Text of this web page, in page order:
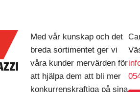
Med vår kunskap och det
breda sortimentet ger vi
våra kunder mervärden för
att hjälpa dem att bli mer
konkurrenskraftiga på sina